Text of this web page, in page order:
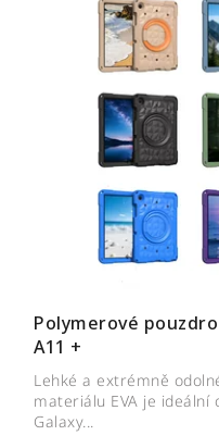
Polymerové
A11 +
Lehké a extrémně
materiálu EVA je ideální
Galaxy...